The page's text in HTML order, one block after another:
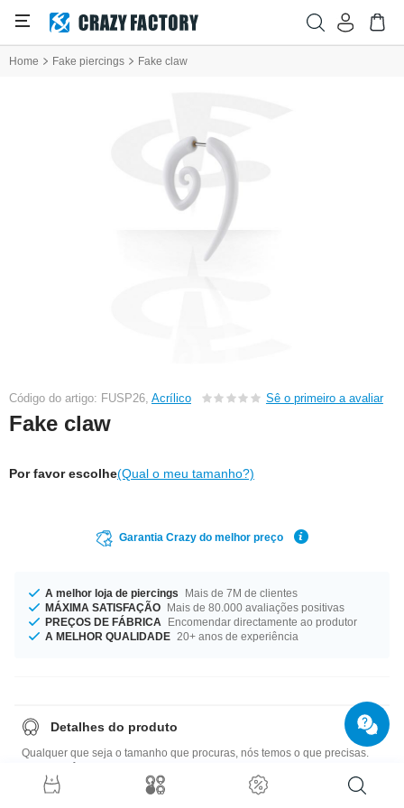
Home Fake piercings Fake claw
Código do artigo: FUSP26, Acrílico Sê o primeiro a avaliar
Fake claw
Por favor escolhe(Qual o meu tamanho?)
Garantia Crazy do melhor preço
A melhor loja de piercings
Mais de 7M de clientes
MÁXIMA SATISFAÇÃO Mais de 80.000 avaliações positivas
PREÇOS DE FÁBRICA
Encomendar directamente ao produtor
A MELHOR QUALIDADE 20+ anos de experiência
Detalhes do produto
Qualquer que seja o tamanho que procuras, nós temos o que precisas.
Podes obtê-lo com espessura de material de 0.8 mm e 1.2 mm. Este
produto está disponível em 6 mm de diâmetro. Em termos de cor, podes
escolher entre Preto ou Branco. Um piercing de primeira categoria de alta